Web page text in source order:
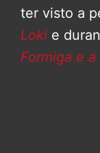
ter visto a
Loki e
Formiga e